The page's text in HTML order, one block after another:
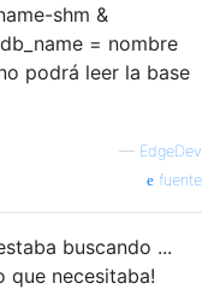
shm &
= nombre
podrá leer la base
— EdgeDev
fuente
buscando ...
que necesitaba!